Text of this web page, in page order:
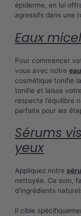
épiderme, en lui
agressifs dans une
Eaux
Pour commencer
vous avec notre
cosmétique tonifie
tonifie et laisse
respecte l’équilibre
parfaite pour les
Sérums
yeux
Appliquez notre
nettoyée. Ce soin,
d’ingrédients
Il cible